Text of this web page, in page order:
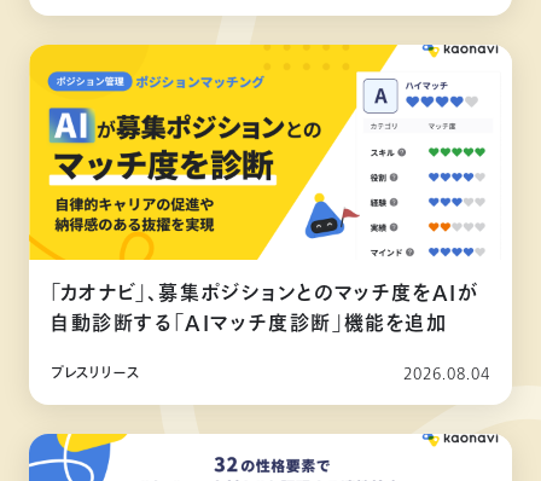
「カオナビ」、募集ポジションとのマッチ度をAIが
自動診断する「AIマッチ度診断」機能を追加
プレスリリース 2026.08.04